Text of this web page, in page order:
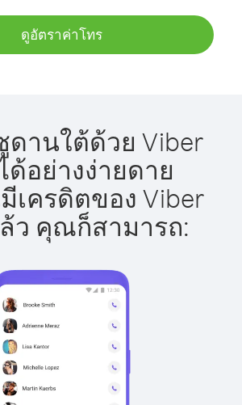
ดูอัตราค่าโทร
ดานใต้ด้วย Viber
ด้อย่างง่ายดาย
เครดิตของ Viber
ว คุณก็สามารถ: